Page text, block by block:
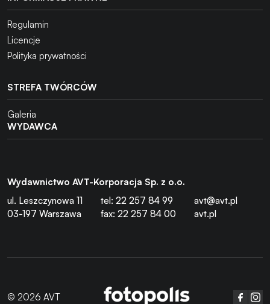
Regulamin
Licencje
Polityka prywatności
STREFA TWÓRCÓW
Galeria
WYDAWCA
Wydawnictwo AVT-Korporacja Sp. z o.o.
ul. Leszczynowa 11
03-197 Warszawa
tel: 22 257 84 99
fax: 22 257 84 00
avt@avt.pl
avt.pl
© 2026 AVT